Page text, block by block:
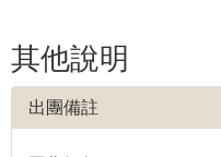
其他說明
出團備註